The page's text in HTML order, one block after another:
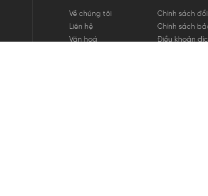
Về chúng tôi
Liên hệ
Văn hoá
Chính sách
Chính sách
Điều khoản